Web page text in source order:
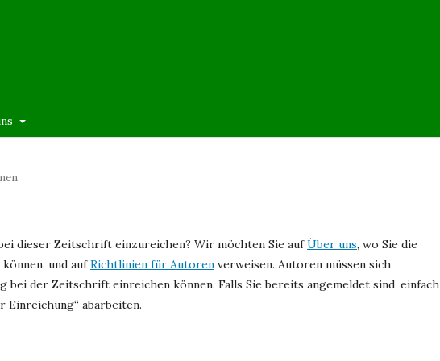
dieser Zeitschrift einzureichen? Wir möchten Sie aufÜber uns, wo Sie die
und aufRichtlinien für Autoren verweisen. Autoren müssen sich
bei der Zeitschrift einreichen können. Falls Sie bereits angemeldet sind, einfach
Einreichung“ abarbeiten.